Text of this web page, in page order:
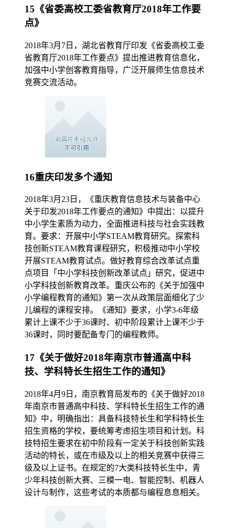
15《省委高校工委省教育厅2018年工作要
点》
2018年3月7日，湖北省教育厅印发《省委高校工委
省教育厅2018年工作要点》提出推进教育信息化，
加强中小学创客教育指导，广泛开展师生信息技术
竞赛交流活动。
16重庆印发多个通知
2018年3月23日，《重庆教育信息技术与装备中心
关于印发2018年工作要点的通知》中提出：以提升
中小学生素质为动力，全面推进科技与社会实践教
育。要求：开展中小学STEAM教育研究。探索科
技创新STEAM教育课程研究，积极推动中小学校
开展STEAM教育试点。做好教育综合改革试点重
点项目「中小学科技创新改革试点」研究，促进中
小学科技创新教育改革。重庆公布的《关于加强中
小学编程教育的通知》第一次从政策层面细化了少
儿编程的课程安排。《通知》要求，小学3-6年级
累计上课不少于36课时、初中阶段累计上课不少于
36课时，同时要配备专门的编程教师。
17《关于做好2018年南京市普通高中科
技、学科特长生招生工作的通知》
2018年4月9日，南京教育局发布的《关于做好2018
年南京市普通高中科技、学科特长生招生工作的通
知》中，明确指出：具备科技特长生和学科特长生
招生资格的学校，要统筹考虑招生项目和计划。科
技特招生要求在初中阶段有一定关于科技创新实践
活动的特长，或在市级及以上的相关竞赛中获得三
级及以上证书。在规定的7大类科技特长生中，青
少年科技创新大赛、三模一电、智能控制、机器人
设计与制作，这些考试的本质都与编程息息相关。